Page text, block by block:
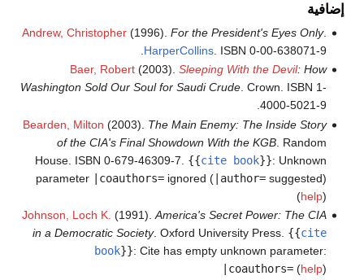
إضافية
Andrew, Christopher(1996). For the President's Eyes Only.
HarperCollins. ISBN 0-00-638071-9.
Baer, Robert(2003). Sleeping With the Devil: How
Washington Sold Our Soul for Saudi Crude. Crown. ISBN 1-
4000-5021-9.
Bearden, Milton (2003). The Main Enemy: The Inside Story
of the CIA's Final Showdown With the KGB. Random
House. ISBN 0-679-46309-7.
{{cite book}}: Unknown
parameter
|coauthors=ignored (|author=suggested)
(help)
Johnson, Loch K. (1991).America's Secret Power: The CIA
in a Democratic Society. Oxford University Press. {{cite
book}}: Cite has empty unknown parameter:
|coauthors=(help)